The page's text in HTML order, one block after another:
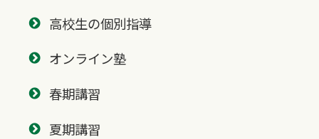
高校生の個別指導
オンライン塾
春期講習
夏期講習